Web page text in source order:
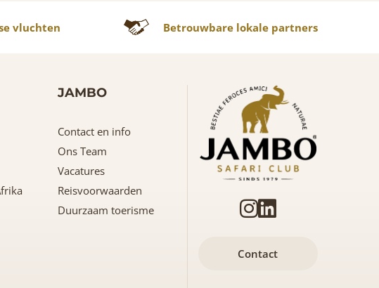
vluchten Betrouwbare lokale partners
JAMBO
Contact en info
Ons Team
Vacatures
Reisvoorwaarden
Duurzaam toerisme
Contact